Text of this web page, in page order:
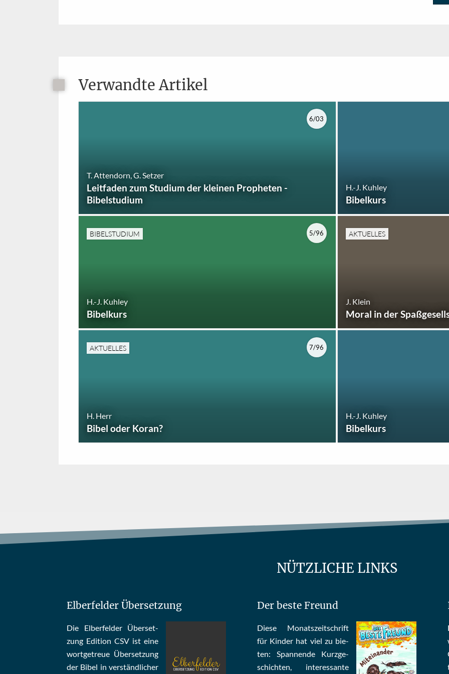
Verwandte Artikel
T. Attendorn, G. Setzer
Leitfaden zum Studium der kleinen Propheten -
Bibelstudium
6/03
H.-J. Kuhley
Bibelkurs
BIBELSTUDIUM
H.-J. Kuhley
Bibelkurs
5/96 AKTUELLES
J. Klein
Moral in der
AKTUELLES
H. Herr
Bibel oder Koran?
7/96
H.-J. Kuhley
Bibelkurs
NÜTZLICHE LINKS
Elberfelder Übersetzung
Die Elber­fel­der Über­set­
zung Edi­tion CSV ist eine
wort­ge­treue Über­set­zung
der Bi­bel in ver­ständ­li­cher
Der beste Freund
Die­se Mo­nats­zeit­schrift
für Kin­der hat viel zu bie­
ten: Span­nen­de Kurz­ge­
schich­ten, in­te­res­san­te